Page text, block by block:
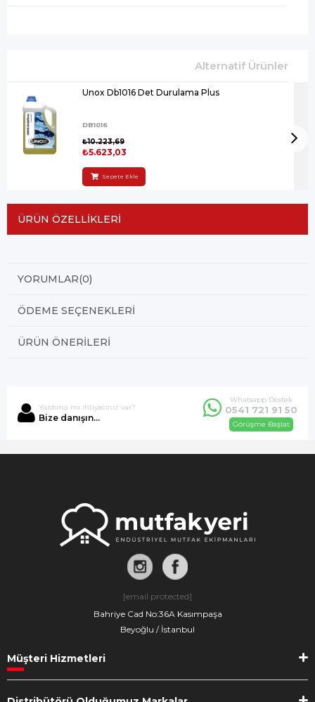
Unox Db1016 Det Durulama Plus
DB1016
₺5.623,03
₺10.223,69
Sepete Ekle
ÜRÜN ÖZELLIKLERI
YORUMLAR(0)
ÖDEME SEÇENEKLERI
ÜRÜN ÖNERILERI
Yardıma mı ihtiyacınız var?
Bize danışın...
Whatsapp Destek
0541 721 91 50
Görüşme Başlat
[email protected]
Bahriye Cad No:36A Kasımpaşa
Beyoğlu / İstanbul
Müşteri Hizmetleri